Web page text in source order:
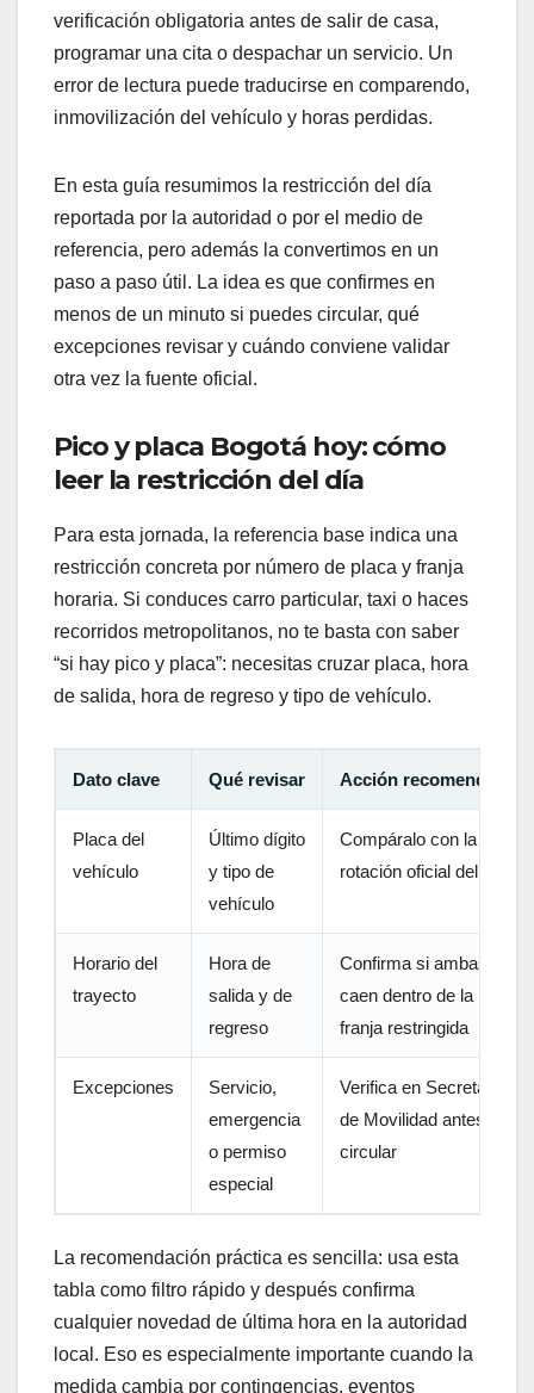
verificación obligatoria antes de salir de casa,
programar una cita o despachar un servicio. Un
error de lectura puede traducirse en comparendo,
inmovilización del vehículo y horas perdidas.
En esta guía resumimos la restricción del día
reportada por la autoridad o por el medio de
referencia, pero además la convertimos en un
paso a paso útil. La idea es que confirmes en
menos de un minuto si puedes circular, qué
excepciones revisar y cuándo conviene validar
otra vez la fuente oficial.
Pico y placa Bogotá hoy: cómo
leer la restricción del día
Para esta jornada, la referencia base indica una
restricción concreta por número de placa y franja
horaria. Si conduces carro particular, taxi o haces
recorridos metropolitanos, no te basta con saber
“si hay pico y placa”: necesitas cruzar placa, hora
de salida, hora de regreso y tipo de vehículo.
Dato clave Qué revisar Acción recomendada
Placa del
vehículo
Último dígito
y tipo de
vehículo
Compáralo con la
rotación oficial del día
Horario del
trayecto
Hora de
salida y de
regreso
Confirma si ambas
caen dentro de la
franja restringida
Excepciones
Servicio,
emergencia
o permiso
especial
Verifica en Secretaría
de Movilidad antes de
circular
La recomendación práctica es sencilla: usa esta
tabla como filtro rápido y después confirma
cualquier novedad de última hora en la autoridad
local. Eso es especialmente importante cuando la
medida cambia por contingencias, eventos